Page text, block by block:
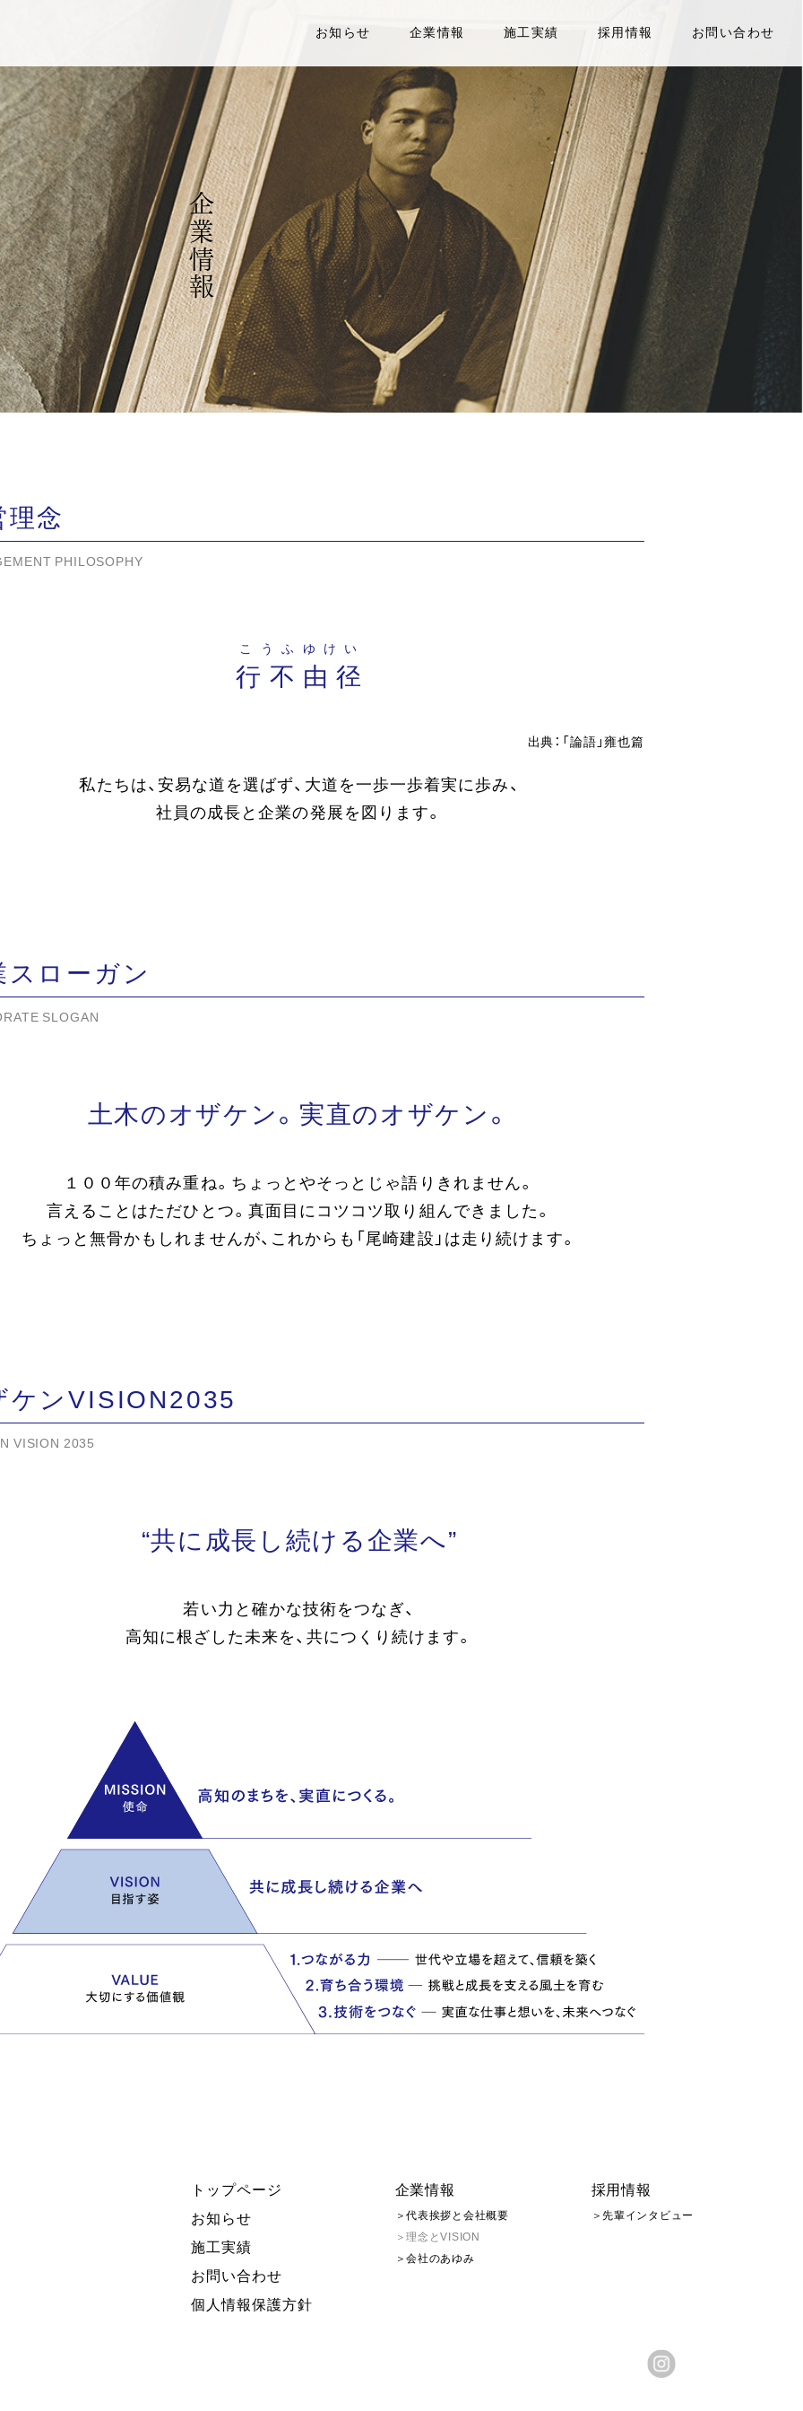
お知らせ 企業情報 施工実績 採用情報 お問い合わせ
企業情報
念
PHILOSOPHY
行 不 由 径
こうふゆけい
出典：「論語」雍也篇
私たちは、安易な道を選ばず、大道を一歩一歩着実に歩み、
社員の成長と企業の発展を図ります。
スローガン
SLOGAN
土木のオザケン。 実直のオザケン。
１００年の積み重ね。ちょっとやそっとじゃ語りきれません。
言えることはただひとつ。真面目にコツコツ取り組んできました。
ちょっと無骨かもしれませんが、これからも「尾崎建設」は走り続けます。
ケンVISION2035
VISION 2035
“共に成長し続ける企業へ”
若い力と確かな技術をつなぎ、
高知に根ざした未来を、共につくり続けます。
トップページ
お知らせ
施工実績
お問い合わせ
個人情報保護方針
企業情報
＞代表挨拶と会社概要
＞理念とVISION
＞会社のあゆみ
採用情報
＞先輩インタビュー